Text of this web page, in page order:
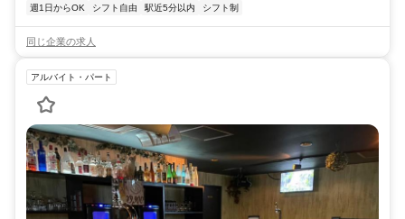
週1日からOK シフト自由 駅近5分以内 シフト制
同じ企業の求人
アルバイト・パート